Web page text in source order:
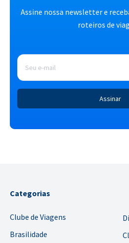
Assine nossa newsletter e
roteiros de
E-
mail *
Categorias
Clube de Viagens
Brasilidade